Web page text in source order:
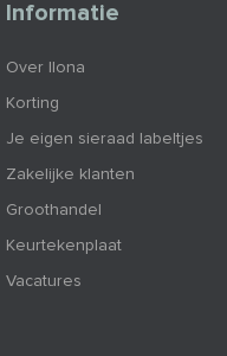
Informatie
Over Ilona
Korting
Je eigen sieraad labeltjes
Zakelijke klanten
Groothandel
Keurtekenplaat
Vacatures